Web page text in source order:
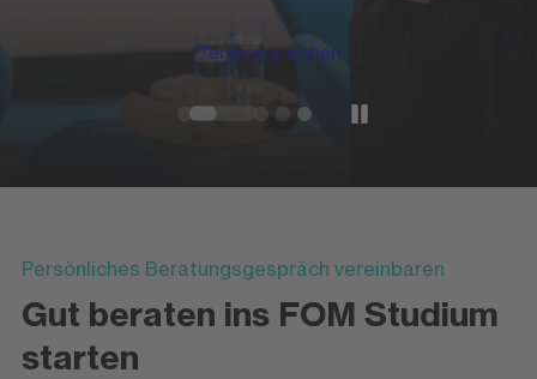
Termine ansehen
Persönliches Beratungsgespräch vereinbaren
Gut beraten ins FOM Studium
starten